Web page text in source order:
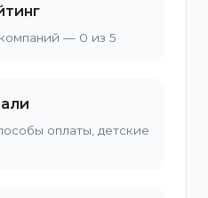
— 0 из 5
оплаты, детские